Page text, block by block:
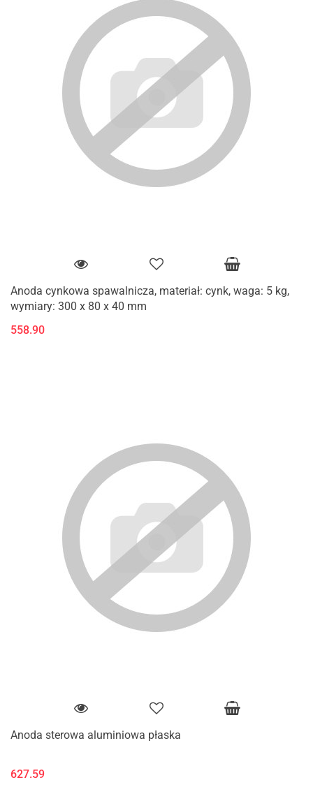
Anoda cynkowa spawalnicza, materiał: cynk, waga: 5 kg,
wymiary: 300 x 80 x 40 mm
558.90
Anoda sterowa aluminiowa płaska
627.59